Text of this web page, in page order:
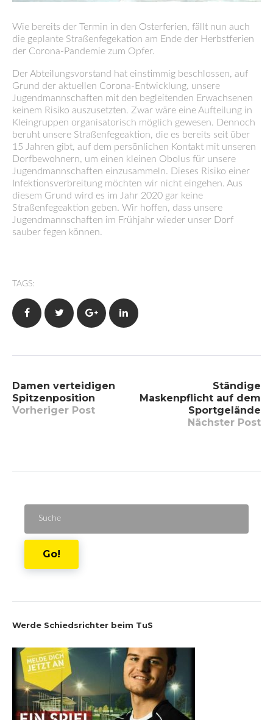
Wie bereits der Termin in den Osterferien, fällt nun auch
die geplante Straßenfegekation am Ende der Herbstferien
der Corona-Pandemie zum Opfer.
Der Abteilungsvorstand hat einstimmig beschlossen, auf
Grund der aktuellen Corona-Entwicklung, unsere
Jugendmannschaften mit den begleitenden Erwachsenen
keinem Risiko auszusetzten. Zwar wäre eine Aufteilung in
Kleingruppen organisatorisch möglich gewesen. Dennoch
beruht unsere Straßenfegeaktion, die es bereits seit über
15 Jahren gibt, auf dem persönlichen Kontakt mit unseren
Dorfbewohnern, um einen kleinen Obolus für unsere
Jugendmannschaften einzusammeln. Dieses Risiko einer
Infektionsverbreitung möchten wir nicht eingehen. Aus
diesem Grund wird es im Jahr 2020 gar keine
Straßenfegeaktion geben. Wir hoffen, dass unsere
Jugendmannschaften im Frühjahr wieder unser Dorf
sauber fegen können.
TAGS:
FacebookTwitter Google+LinkedIn
Damen verteidigen
Spitzenposition
Vorheriger Post
Ständige
Maskenpflicht auf dem
Sportgelände
Nächster Post
Go!
Werde Schiedsrichter beim TuS